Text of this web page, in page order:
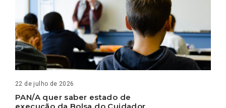
22 de julho de 2026
PAN/A quer saber estado de